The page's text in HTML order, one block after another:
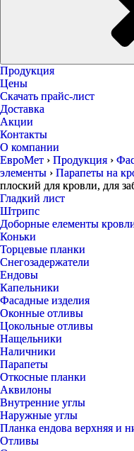
Продукция
Цены
Скачать прайс-лист
Доставка
Акции
Контакты
О компании
ЕвроМет › Продукция ›
элементы › Парапеты на
плоский для кровли, для
Гладкий лист
Штрипс
Доборные елементы
Коньки
Торцевые планки
Снегозадержатели
Ендовы
Капельники
Фасадные изделия
Оконные отливы
Цокольные отливы
Нащельники
Наличники
Парапеты
Откосные планки
Аквилоны
Внутренние углы
Наружные углы
Планка ендова верхняя и
Отливы